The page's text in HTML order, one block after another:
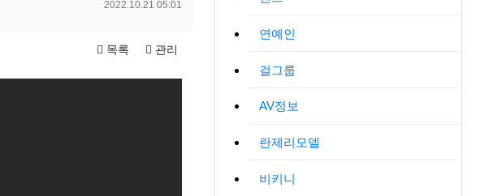
작성일
2022.10.21 05:01
목록 관리
연예인
걸그룹
AV정보
란제리모델
비키니